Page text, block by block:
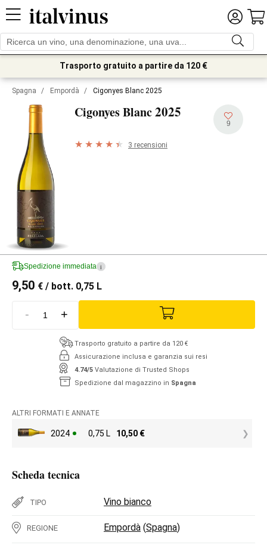
Trasporto gratuito a partire da 120 €
Spagna / Empordà / Cigonyes Blanc 2025
Cigonyes Blanc2025
9
3 recensioni
Spedizione immediata i
9,50 € / bott. 0,75 L
- +
Trasporto gratuito a partire da 120 €
Assicurazione inclusa e garanzia sui resi
4.74/5 Valutazione di Trusted Shops
Spedizione dal magazzino in Spagna
ALTRI FORMATI E ANNATE
2024 0,75 L 10,50 €
Scheda tecnica
TIPO Vino bianco
REGIONE Empordà (Spagna)